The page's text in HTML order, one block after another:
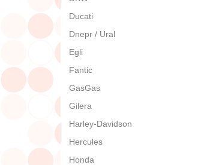
Ducati
Dnepr / Ural
Egli
Fantic
GasGas
Gilera
Harley-Davidson
Hercules
Honda